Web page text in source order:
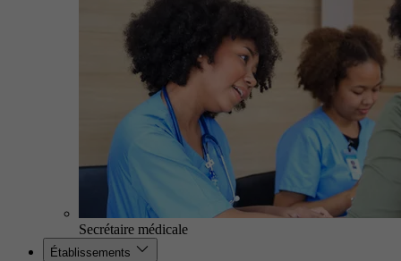
Secrétaire médicale
Établissements